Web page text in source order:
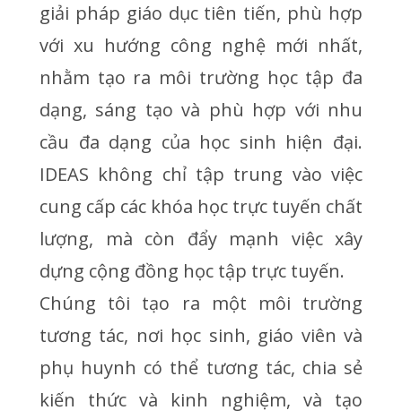
giải pháp giáo dục tiên tiến, phù hợp
với xu hướng công nghệ mới nhất,
nhằm tạo ra môi trường học tập đa
dạng, sáng tạo và phù hợp với nhu
cầu đa dạng của học sinh hiện đại.
IDEAS không chỉ tập trung vào việc
cung cấp các khóa học trực tuyến chất
lượng, mà còn đẩy mạnh việc xây
dựng cộng đồng học tập trực tuyến.
Chúng tôi tạo ra một môi trường
tương tác, nơi học sinh, giáo viên và
phụ huynh có thể tương tác, chia sẻ
kiến thức và kinh nghiệm, và tạo